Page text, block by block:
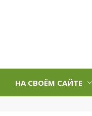
НА СВОЁМ САЙТЕ